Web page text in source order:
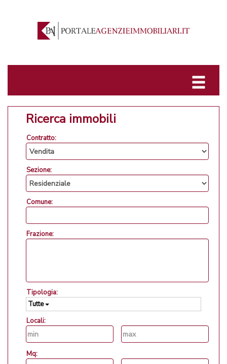
Ricerca immobili
Contratto:
Sezione:
Comune:
Frazione:
Tipologia:
Tutte
Locali:
Mq: